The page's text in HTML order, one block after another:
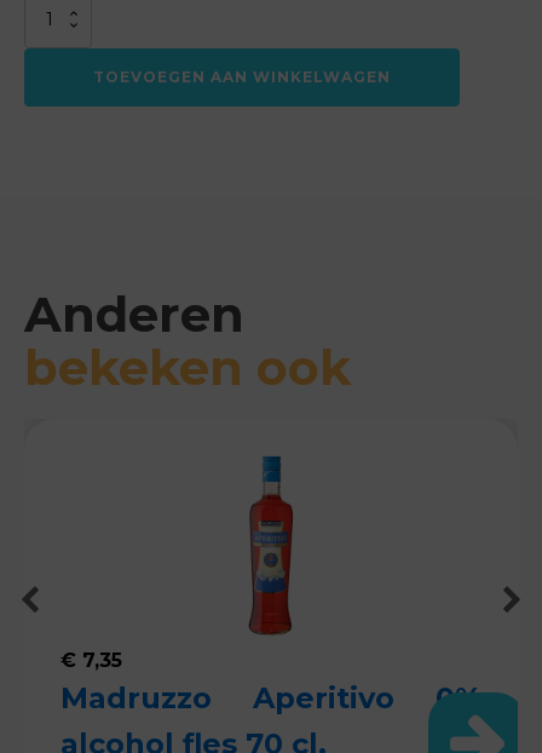
Bites
love
oat
TOEVOEGEN AAN WINKELWAGEN
Anderen
bekeken ook
€ 7,35
Madruzzo Aperitivo 0%
alcohol fles 70 cl.